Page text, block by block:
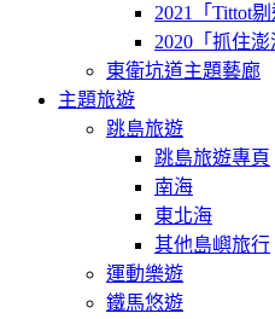
2021「Tittot
2020「抓住
東衛坑道主題藝廊
主題旅遊
跳島旅遊
跳島旅遊專頁
南海
東北海
其他島嶼旅行
運動樂遊
鐵馬悠遊